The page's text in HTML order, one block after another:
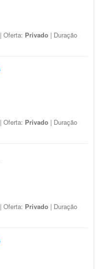
| Oferta: Privado | Duração
| Oferta: Privado | Duração
| Oferta: Privado | Duração